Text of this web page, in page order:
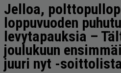
Jelloa,
loppuvuoden
levytapauksia –
joulukuun
juuri nyt -